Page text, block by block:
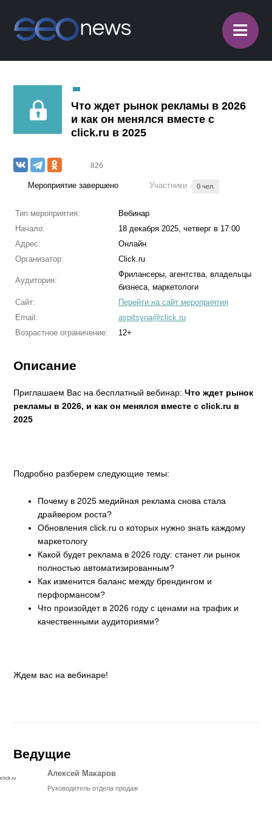
≡
Что ждет рынок рекламы в 2026
и как он менялся вместе с
click.ru в 2025
826
Мероприятие завершено Участники 0 чел.
Тип мероприятия:
Вебинар
Начало:
18 декабря 2025, четверг в 17:00
Адрес:
Онлайн
Организатор:
Click.ru
Аудитория:
Фрилансеры, агентства, владельцы
бизнеса, маркетологи
Сайт:
Перейти на сайт мероприятия
Email:
aspitsyna@click.ru
Возрастное ограничение:
12+
Описание
Приглашаем Вас на бесплатный вебинар:Что ждет рынок
рекламы в 2026, и как он менялся вместе с click.ru в
2025
Подробно разберем следующие темы:
Почему в 2025 медийная реклама снова стала
драйвером роста?
Обновления click.ru о которых нужно знать каждому
маркетологу
Какой будет реклама в 2026 году: станет ли рынок
полностью автоматизированным?
Как изменится баланс между брендингом и
перформансом?
Что произойдет в 2026 году с ценами на трафик и
качественными аудиториями?
Ждем вас на вебинаре!
Ведущие
Алексей Макаров
Руководитель отдела продаж